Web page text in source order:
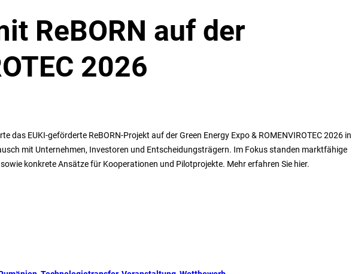
ReBORN auf der
2026
das EUKI-geförderte ReBORN-Projekt auf der Green Energy Expo & ROMENVIROTEC 2026 in
mit Unternehmen, Investoren und Entscheidungsträgern. Im Fokus standen marktfähige
konkrete Ansätze für Kooperationen und Pilotprojekte. Mehr erfahren Sie hier.